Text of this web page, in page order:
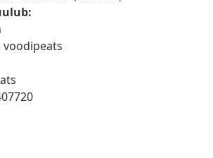
voodipeats